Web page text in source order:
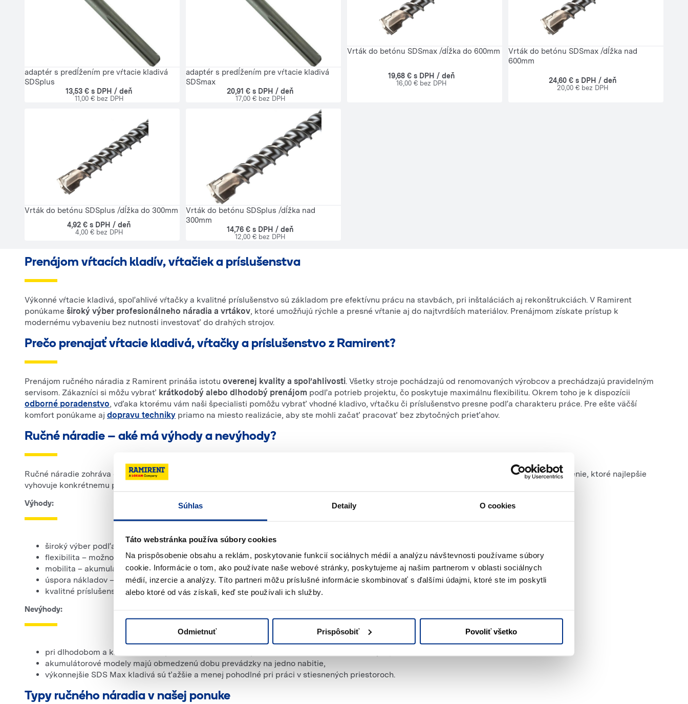
Súhlas Detaily O cookies
Táto webstránka používa súbory cookies
Na prispôsobenie obsahu a reklám, poskytovanie funkcií sociálnych médií a analýzu návštevnosti používame súbory
cookie. Informácie o tom, ako používate naše webové stránky, poskytujeme aj našim partnerom v oblasti sociálnych
médií, inzercie a analýzy. Títo partneri môžu príslušné informácie skombinovať s ďalšími údajmi, ktoré ste im poskytli
alebo ktoré od vás získali, keď ste používali ich služby.
Odmietnuť Prispôsobiť Povoliť všetko
adaptér s predĺžením pre vŕtacie kladivá
SDSplus
13,53 € s DPH / deň
11,00 € bez DPH
adaptér s predĺžením pre vŕtacie kladivá
SDSmax
20,91 € s DPH / deň
17,00 € bez DPH
Vrták do betónu SDSmax /dĺžka do 600mm
19,68 € s DPH / deň
16,00 € bez DPH
Vrták do betónu SDSmax /dĺžka nad
600mm
24,60 € s DPH / deň
20,00 € bez DPH
Vrták do betónu SDSplus /dĺžka do 300mm
4,92 € s DPH / deň
4,00 € bez DPH
Vrták do betónu SDSplus /dĺžka nad
300mm
14,76 € s DPH / deň
12,00 € bez DPH
Prenájom vŕtacích kladív, vŕtačiek a príslušenstva
Výkonné vŕtacie kladivá, spoľahlivé vŕtačky a kvalitné príslušenstvo sú základom pre efektívnu prácu na stavbách, pri inštaláciách aj rekonštrukciách. V Ramirent
ponúkame široký výber profesionálneho náradia a vrtákov, ktoré umožňujú rýchle a presné vŕtanie aj do najtvrdších materiálov. Prenájmom získate prístup k
modernému vybaveniu bez nutnosti investovať do drahých strojov.
Prečo prenajať vŕtacie kladivá, vŕtačky a príslušenstvo z Ramirent?
Prenájom ručného náradia z Ramirent prináša istotu overenej kvality a spoľahlivosti. Všetky stroje pochádzajú od renomovaných výrobcov a prechádzajú pravidelným
servisom. Zákazníci si môžu vybrať krátkodobý alebo dlhodobý prenájom podľa potrieb projektu, čo poskytuje maximálnu flexibilitu. Okrem toho je k dispozícii
odborné poradenstvo, vďaka ktorému vám naši špecialisti pomôžu vybrať vhodné kladivo, vŕtačku či príslušenstvo presne podľa charakteru práce. Pre ešte väčší
komfort ponúkame aj dopravu techniky priamo na miesto realizácie, aby ste mohli začať pracovať bez zbytočných prieťahov.
Ručné náradie – aké má výhody a nevýhody?
Ručné náradie zohráva dôležitú úlohu pri stavebných aj montážnych prácach. Vďaka rôznym typom a veľkostiam si možno zvoliť presne také riešenie, ktoré najlepšie
vyhovuje konkrétnemu projektu.
Výhody:
široký výber podľa náročnosti práce – od ľahších aku kladív SDS Plus až po robustné SDS Max,
flexibilita – možnosť prispôsobiť výkon konkrétnemu projektu,
mobilita – akumulátorové modely umožňujú prácu aj bez elektrickej siete,
úspora nákladov – prenájom je ekonomickejší než investícia do drahého stroja, ktorý sa využije len príležitostne,
kvalitné príslušenstvo (adaptéry, vrtáky rôznych dĺžok) zaručuje presné a efektívne vŕtanie.
Nevýhody:
pri dlhodobom a každodennom používaní môže byť kúpa vlastného zariadenia efektívnejšia,
akumulátorové modely majú obmedzenú dobu prevádzky na jedno nabitie,
výkonnejšie SDS Max kladivá sú ťažšie a menej pohodlné pri práci v stiesnených priestoroch.
Typy ručného náradia v našej ponuke